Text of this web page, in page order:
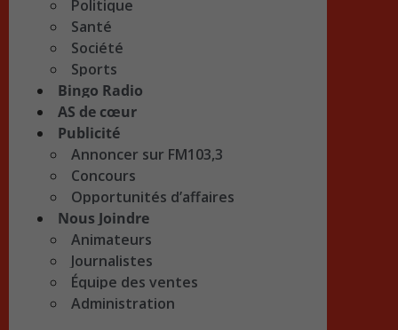
Politique
Santé
Société
Sports
Bingo Radio
AS de cœur
Publicité
Annoncer sur FM103,3
Concours
Opportunités d’affaires
Nous Joindre
Animateurs
Journalistes
Équipe des ventes
Administration